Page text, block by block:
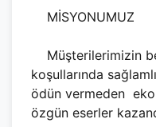
MİSYONUMUZ
Müşterilerimizin
koşullarında
ödün vermeden
özgün eserler